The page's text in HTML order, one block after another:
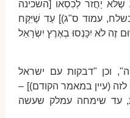
יַחֲזֹר לְכִסְאוֹ [השכינה
עמוד ס"ג)] עַד שֶׁיִּקַּח
זֶה לֹא יִכָּנְסוּ בְאֶרֶץ יִשְׂרָאֵל
וכן "דבקות עם ישראל
(עיין במאמר הקודם)] –
עד שימחה עמלק שעשה